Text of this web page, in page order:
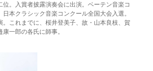
位。入賞者披露演奏会に出演。ベーテン音楽コ
本クラシック音楽コンクール全国大会入選。
。これまでに、桜井登美子、故・山本良枝、賀
一郎の各氏に師事。